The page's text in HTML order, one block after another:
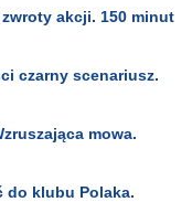
akcji. 150 minut
czarny scenariusz.
mowa.
do klubu Polaka.